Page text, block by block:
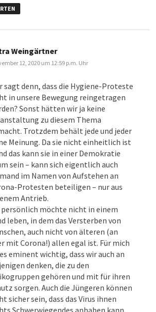
Weingärtnersagt:
12, 2020 um 12:59 p.m. Uhr
sagt denn, dass die Hygiene-Proteste
in unsere Bewegung reingetragen
Sonst hätten wir ja keine
zu diesem Thema
Trotzdem behält jede und jeder
Meinung. Da sie nicht einheitlich ist
das kann sie in einer Demokratie
sein – kann sich eigentlich auch
im Namen von Aufstehen an
Protesten beteiligen – nur aus
Antrieb.
persönlich möchte nicht in einem
leben, in dem das Versterben von
auch nicht von älteren (an
mit Corona!) allen egal ist. Für mich
eminent wichtig, dass wir auch an
denken, die zu den
gehören und mit für ihren
sorgen. Auch die Jüngeren können
sicher sein, dass das Virus ihnen